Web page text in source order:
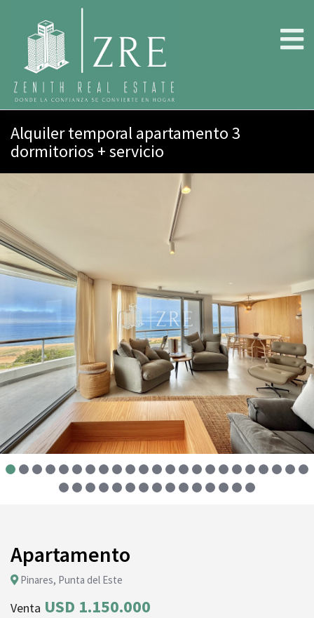
Alquiler temporal apartamento 3
dormitorios + servicio
Apartamento
Pinares, Punta del Este
Venta USD 1.150.000